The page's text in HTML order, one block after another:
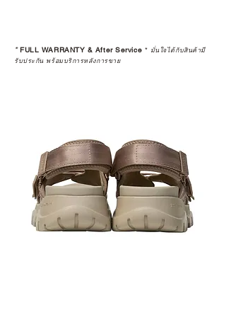
*FULL WARRANTY & After Service * มั่นใจได้กับสินค้ามี
รับประกัน พร้อมบริการหลังการขาย